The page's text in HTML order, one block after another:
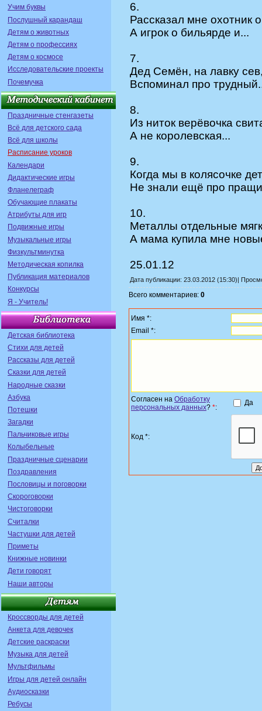
Учим буквы
Послушный карандаш
Детям о животных
Детям о профессиях
Детям о космосе
Исследовательские проекты
Почемучка
Праздничные стенгазеты
Всё для детского сада
Всё для школы
Расписание уроков
Календари
Дидактические игры
Фланелеграф
Обучающие плакаты
Атрибуты для игр
Подвижные игры
Музыкальные игры
Физкультминутка
Методическая копилка
Публикация материалов
Конкурсы
Я - Учитель!
Детская библиотека
Стихи для детей
Рассказы для детей
Сказки для детей
Народные сказки
Азбука
Потешки
Загадки
Пальчиковые игры
Колыбельные
Праздничные сценарии
Поздравления
Пословицы и поговорки
Скороговорки
Чистоговорки
Считалки
Частушки для детей
Приметы
Книжные новинки
Дети говорят
Наши авторы
Кроссворды для детей
Анкета для девочек
Детские раскраски
Музыка для детей
Мультфильмы
Игры для детей онлайн
Аудиосказки
Ребусы
6.
Рассказал мне охотник
А игрок о бильярде и...
7.
Дед Семён, на лавку
Вспоминал про
8.
Из ниток верёвочка
А не королевская...
9.
Когда мы в колясочке
Не знали ещё про
10.
Металлы отдельные
А мама купила мне
25.01.12
Дата публикации: 23.03.2012 (15:30)|
Всего комментариев: 0
Имя *:
Email *:
Согласен на Обработку
персональных данных? *:
Да
Код *: